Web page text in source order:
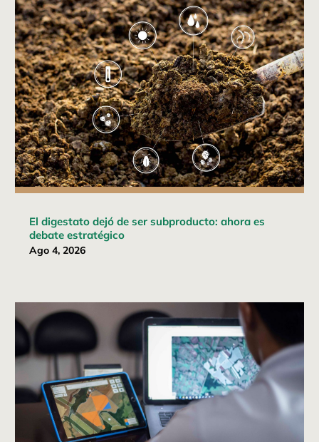
El digestato dejó de ser subproducto: ahora es
debate estratégico
Ago 4, 2026